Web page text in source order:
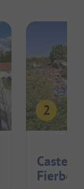
Castel
Fierbois